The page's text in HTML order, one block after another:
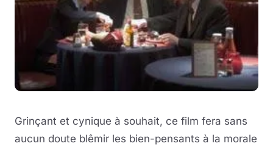
Grinçant et cynique à souhait, ce film fera sans
aucun doute blêmir les bien-pensants à la morale